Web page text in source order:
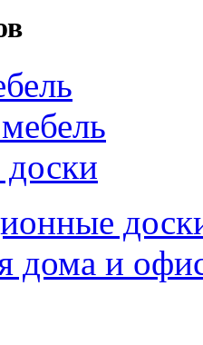
дома и